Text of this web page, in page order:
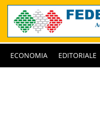
ECONOMIA EDITORIALE